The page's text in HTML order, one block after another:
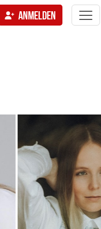
ANMELDEN